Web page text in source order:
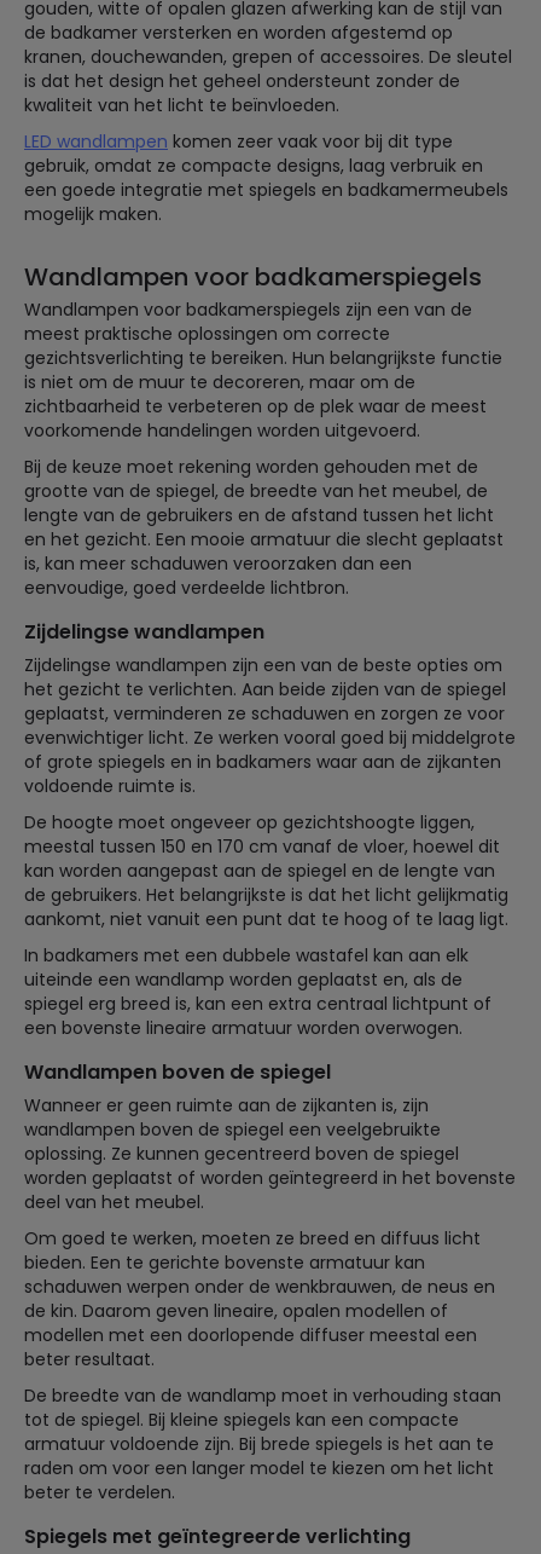
gouden, witte of opalen glazen afwerking kan de stijl van
de badkamer versterken en worden afgestemd op
kranen, douchewanden, grepen of accessoires. De sleutel
is dat het design het geheel ondersteunt zonder de
kwaliteit van het licht te beïnvloeden.
LED wandlampen komen zeer vaak voor bij dit type
gebruik, omdat ze compacte designs, laag verbruik en
een goede integratie met spiegels en badkamermeubels
mogelijk maken.
Wandlampen voor badkamerspiegels
Wandlampen voor badkamerspiegels zijn een van de
meest praktische oplossingen om correcte
gezichtsverlichting te bereiken. Hun belangrijkste functie
is niet om de muur te decoreren, maar om de
zichtbaarheid te verbeteren op de plek waar de meest
voorkomende handelingen worden uitgevoerd.
Bij de keuze moet rekening worden gehouden met de
grootte van de spiegel, de breedte van het meubel, de
lengte van de gebruikers en de afstand tussen het licht
en het gezicht. Een mooie armatuur die slecht geplaatst
is, kan meer schaduwen veroorzaken dan een
eenvoudige, goed verdeelde lichtbron.
Zijdelingse wandlampen
Zijdelingse wandlampen zijn een van de beste opties om
het gezicht te verlichten. Aan beide zijden van de spiegel
geplaatst, verminderen ze schaduwen en zorgen ze voor
evenwichtiger licht. Ze werken vooral goed bij middelgrote
of grote spiegels en in badkamers waar aan de zijkanten
voldoende ruimte is.
De hoogte moet ongeveer op gezichtshoogte liggen,
meestal tussen 150 en 170 cm vanaf de vloer, hoewel dit
kan worden aangepast aan de spiegel en de lengte van
de gebruikers. Het belangrijkste is dat het licht gelijkmatig
aankomt, niet vanuit een punt dat te hoog of te laag ligt.
In badkamers met een dubbele wastafel kan aan elk
uiteinde een wandlamp worden geplaatst en, als de
spiegel erg breed is, kan een extra centraal lichtpunt of
een bovenste lineaire armatuur worden overwogen.
Wandlampen boven de spiegel
Wanneer er geen ruimte aan de zijkanten is, zijn
wandlampen boven de spiegel een veelgebruikte
oplossing. Ze kunnen gecentreerd boven de spiegel
worden geplaatst of worden geïntegreerd in het bovenste
deel van het meubel.
Om goed te werken, moeten ze breed en diffuus licht
bieden. Een te gerichte bovenste armatuur kan
schaduwen werpen onder de wenkbrauwen, de neus en
de kin. Daarom geven lineaire, opalen modellen of
modellen met een doorlopende diffuser meestal een
beter resultaat.
De breedte van de wandlamp moet in verhouding staan
tot de spiegel. Bij kleine spiegels kan een compacte
armatuur voldoende zijn. Bij brede spiegels is het aan te
raden om voor een langer model te kiezen om het licht
beter te verdelen.
Spiegels met geïntegreerde verlichting